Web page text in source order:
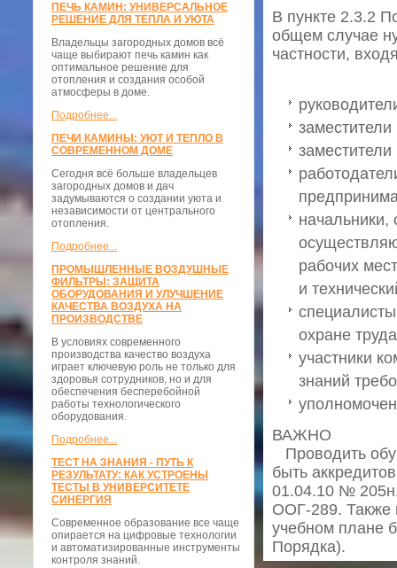
ПЕЧЬ КАМИН: УНИВЕРСАЛЬНОЕ
РЕШЕНИЕ ДЛЯ ТЕПЛА И УЮТА
Владельцы загородных домов всё
чаще выбирают печь камин как
оптимальное решение для
отопления и создания особой
атмосферы в доме.
Подробнее...
ПЕЧИ КАМИНЫ: УЮТ И ТЕПЛО В
СОВРЕМЕННОМ ДОМЕ
Сегодня всё больше владельцев
загородных домов и дач
задумываются о создании уюта и
независимости от центрального
отопления.
Подробнее...
ПРОМЫШЛЕННЫЕ ВОЗДУШНЫЕ
ФИЛЬТРЫ: ЗАЩИТА
ОБОРУДОВАНИЯ И УЛУЧШЕНИЕ
КАЧЕСТВА ВОЗДУХА НА
ПРОИЗВОДСТВЕ
В условиях современного
производства качество воздуха
играет ключевую роль не только для
здоровья сотрудников, но и для
обеспечения бесперебойной
работы технологического
оборудования.
Подробнее...
ТЕСТ НА ЗНАНИЯ - ПУТЬ К
РЕЗУЛЬТАТУ: КАК УСТРОЕНЫ
ТЕСТЫ В УНИВЕРСИТЕТЕ
СИНЕРГИЯ
Современное образование все чаще
опирается на цифровые технологии
и автоматизированные инструменты
контроля знаний.
В пункте 2.3.2
общем случае
частности,
начальники,
рабочих
и
охране
участники
знаний
ВАЖНО
Проводить
быть
01.04.10 №
ООГ-289. Также
учебном плане
Порядка).